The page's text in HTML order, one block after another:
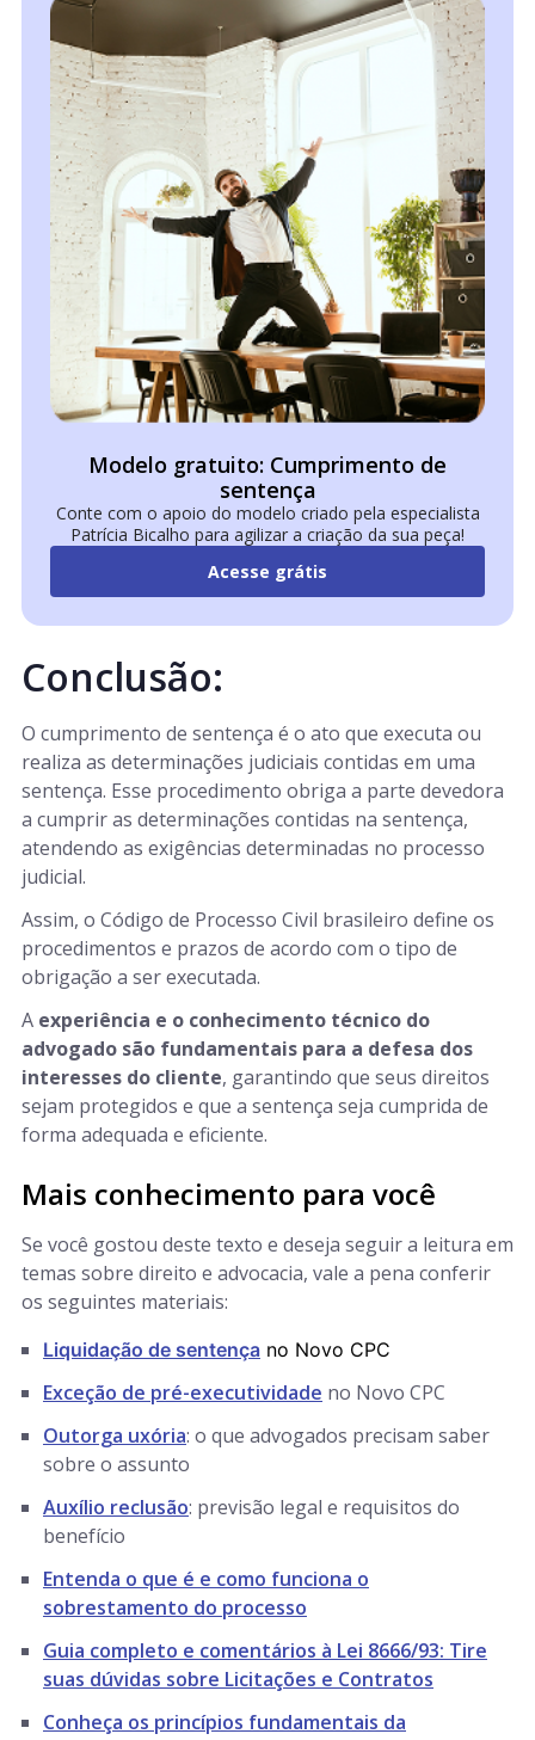
Modelo gratuito: Cumprimento de
sentença
Conte com o apoio do modelo criado pela especialista
Patrícia Bicalho para agilizar a criação da sua peça!
Acesse grátis
Conclusão:
O cumprimento de sentença é o ato que executa ou
realiza as determinações judiciais contidas em uma
sentença. Esse procedimento obriga a parte devedora
a cumprir as determinações contidas na sentença,
atendendo as exigências determinadas no processo
judicial.
Assim, o Código de Processo Civil brasileiro define os
procedimentos e prazos de acordo com o tipo de
obrigação a ser executada.
A experiência e o conhecimento técnico do
advogado são fundamentais para a defesa dos
interesses do cliente, garantindo que seus direitos
sejam protegidos e que a sentença seja cumprida de
forma adequada e eficiente.
Mais conhecimento para você
Se você gostou deste texto e deseja seguir a leitura em
temas sobre direito e advocacia, vale a pena conferir
os seguintes materiais:
Liquidação de sentença no Novo CPC
Exceção de pré-executividade no Novo CPC
Outorga uxória: o que advogados precisam saber
sobre o assunto
Auxílio reclusão: previsão legal e requisitos do
benefício
Entenda o que é e como funciona o
sobrestamento do processo
Guia completo e comentários à Lei 8666/93: Tire
suas dúvidas sobre Licitações e Contratos
Conheça os princípios fundamentais da